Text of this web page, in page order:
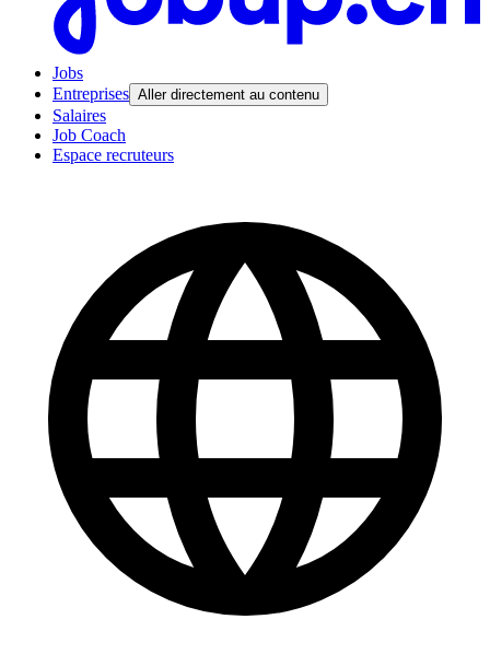
Jobs
Entreprises Aller directement au contenu
Salaires
Job Coach
Espace recruteurs